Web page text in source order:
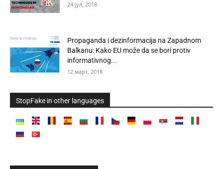
24 јул, 2018
Propaganda i dezinformacija na Zapadnom
Balkanu: Kako EU može da se bori protiv
informativnog...
12 март, 2018
StopFake in other languages